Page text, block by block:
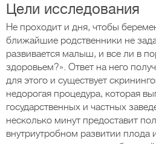
Цели исследования
Не проходит и дня, чтобы
ближайшие родственники не
развивается малыш, и все ли в
здоровьем?». Ответ на него
для этого и существует
недорогая процедура, которая
государственных и частных
несколько минут предоставит
внутриутробном развитии плода